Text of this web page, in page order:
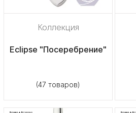
Коллекция
Eclipse "Посеребрение"
(47 товаров)